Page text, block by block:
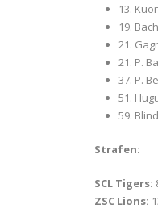
13.
19.
21.
21. P.
37. P.
51.
59.
Strafen:
SCL Tigers:
ZSC Lions: